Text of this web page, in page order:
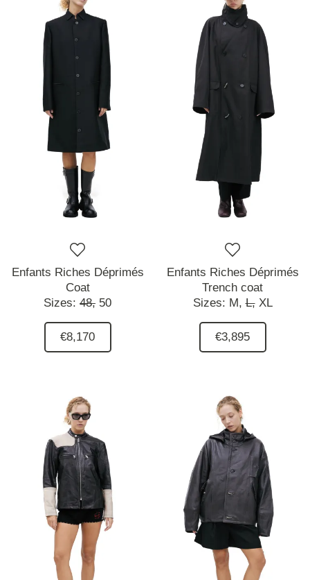
Enfants Riches Déprimés
Coat
Sizes: 48, 50
€8,170
Enfants Riches Déprimés
Trench coat
Sizes: M, L, XL
€3,895